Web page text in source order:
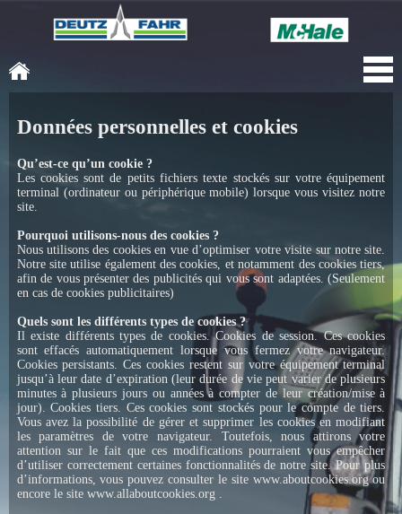
Données personnelles et cookies
Qu’est-ce qu’un cookie ?
Les cookies sont de petits fichiers texte stockés sur votre équipement
terminal (ordinateur ou périphérique mobile) lorsque vous visitez notre
site.
Pourquoi utilisons-nous des cookies ?
Nous utilisons des cookies en vue d’optimiser votre visite sur notre site.
Notre site utilise également des cookies, et notamment des cookies tiers,
afin de vous présenter des publicités qui vous sont adaptées. (Seulement
en cas de cookies publicitaires)
Quels sont les différents types de cookies ?
Il existe différents types de cookies. Cookies de session. Ces cookies
sont effacés automatiquement lorsque vous fermez votre navigateur.
Cookies persistants. Ces cookies restent sur votre équipement terminal
jusqu’à leur date d’expiration (leur durée de vie peut varier de plusieurs
minutes à plusieurs jours ou années à compter de leur création/mise à
jour). Cookies tiers. Ces cookies sont stockés pour le compte de tiers.
Vous avez la possibilité de gérer et supprimer les cookies en modifiant
les paramètres de votre navigateur. Toutefois, nous attirons votre
attention sur le fait que ces modifications pourraient vous empêcher
d’utiliser correctement certaines fonctionnalités de notre site. Pour plus
d’informations, vous pouvez consulter le site www.aboutcookies.org ou
encore le site www.allaboutcookies.org .